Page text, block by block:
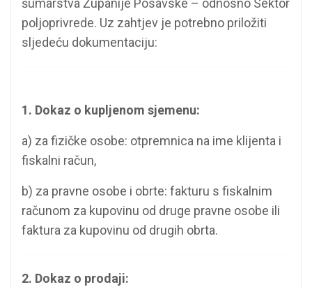
šumarstva Županije Posavske – odnosno Sektor
poljoprivrede. Uz zahtjev je potrebno priložiti
sljedeću dokumentaciju:
1. Dokaz o kupljenom sjemenu:
a) za fizičke osobe: otpremnica na ime klijenta i
fiskalni račun,
b) za pravne osobe i obrte: fakturu s fiskalnim
računom za kupovinu od druge pravne osobe ili
faktura za kupovinu od drugih obrta.
2. Dokaz o prodaji: